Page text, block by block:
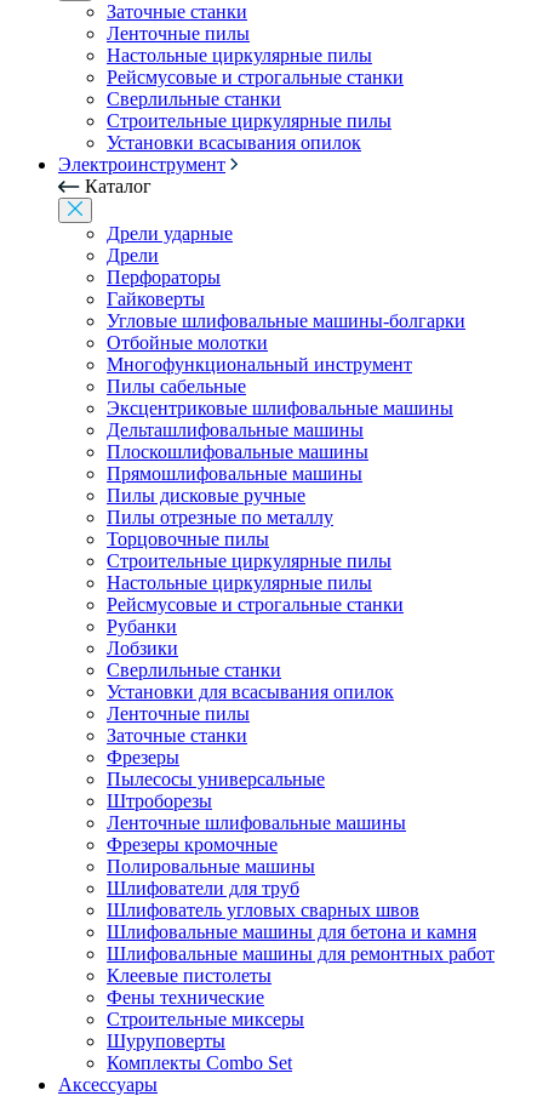
Заточные станки
Ленточные пилы
Настольные циркулярные пилы
Рейсмусовые и строгальные станки
Сверлильные станки
Строительные циркулярные пилы
Установки всасывания опилок
Электроинструмент
Каталог
Дрели ударные
Дрели
Перфораторы
Гайковерты
Угловые шлифовальные машины-болгарки
Отбойные молотки
Многофункциональный инструмент
Пилы сабельные
Эксцентриковые шлифовальные машины
Дельташлифовальные машины
Плоскошлифовальные машины
Прямошлифовальные машины
Пилы дисковые ручные
Пилы отрезные по металлу
Торцовочные пилы
Строительные циркулярные пилы
Настольные циркулярные пилы
Рейсмусовые и строгальные станки
Рубанки
Лобзики
Сверлильные станки
Установки для всасывания опилок
Ленточные пилы
Заточные станки
Фрезеры
Пылесосы универсальные
Штроборезы
Ленточные шлифовальные машины
Фрезеры кромочные
Полировальные машины
Шлифователи для труб
Шлифователь угловых сварных швов
Шлифовальные машины для бетона и камня
Шлифовальные машины для ремонтных работ
Клеевые пистолеты
Фены технические
Строительные миксеры
Шуруповерты
Комплекты Combo Set
Аксессуары